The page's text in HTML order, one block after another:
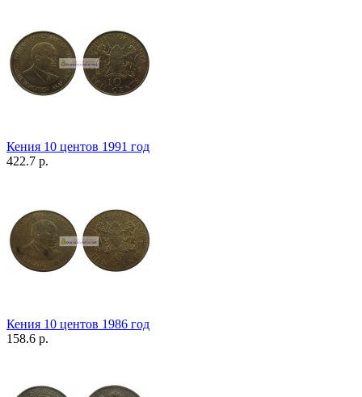
Кения 10 центов 1991 год
422.7 р.
Кения 10 центов 1986 год
158.6 р.